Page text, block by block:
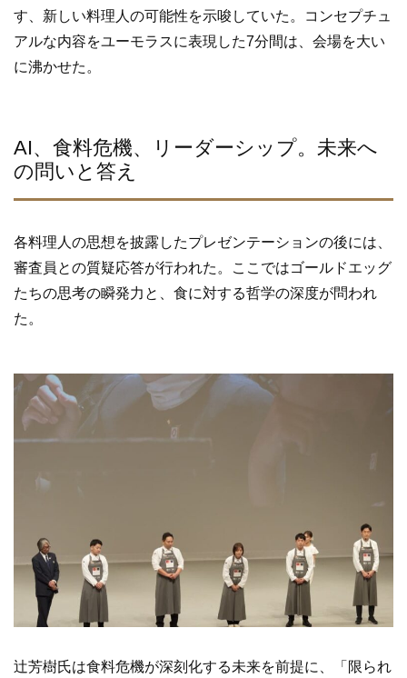
す、新しい料理人の可能性を示唆していた。コンセプチュ
アルな内容をユーモラスに表現した7分間は、会場を大い
に沸かせた。
AI、食料危機、リーダーシップ。未来へ
の問いと答え
各料理人の思想を披露したプレゼンテーションの後には、
審査員との質疑応答が行われた。ここではゴールドエッグ
たちの思考の瞬発力と、食に対する哲学の深度が問われ
た。
辻󠄀芳樹氏は食料危機が深刻化する未来を前提に、「限られ